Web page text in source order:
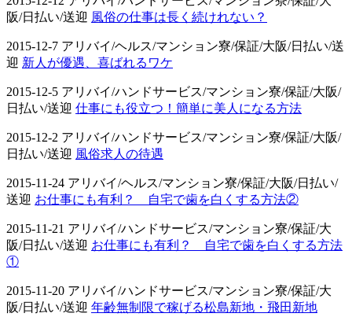
阪/日払い/送迎 風俗の仕事は長く続けれない？
2015-12-7 アリバイ/ヘルス/マンション寮/保証/大阪/日払い/送
迎 新人が優遇、喜ばれるワケ
2015-12-5 アリバイ/ハンドサービス/マンション寮/保証/大阪/
日払い/送迎 仕事にも役立つ！簡単に美人になる方法
2015-12-2 アリバイ/ハンドサービス/マンション寮/保証/大阪/
日払い/送迎 風俗求人の待遇
2015-11-24 アリバイ/ヘルス/マンション寮/保証/大阪/日払い/
送迎 お仕事にも有利？ 自宅で歯を白くする方法②
2015-11-21 アリバイ/ハンドサービス/マンション寮/保証/大
阪/日払い/送迎 お仕事にも有利？ 自宅で歯を白くする方法
①
2015-11-20 アリバイ/ハンドサービス/マンション寮/保証/大
阪/日払い/送迎 年齢無制限で稼げる松島新地・飛田新地